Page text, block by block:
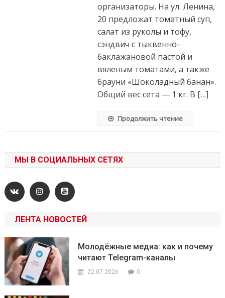
организаторы. На ул. Ленина,
20 предложат томатный суп,
салат из руколы и тофу,
сэндвич с тыквенно-
баклажановой пастой и
вяленым томатами, а также
брауни «Шоколадный банан».
Общий вес сета — 1 кг. В […]
Продолжить чтение
МЫ В СОЦИАЛЬНЫХ СЕТЯХ
ЛЕНТА НОВОСТЕЙ
Молодёжные медиа: как и почему
читают Telegram-каналы
22.07.2026 0